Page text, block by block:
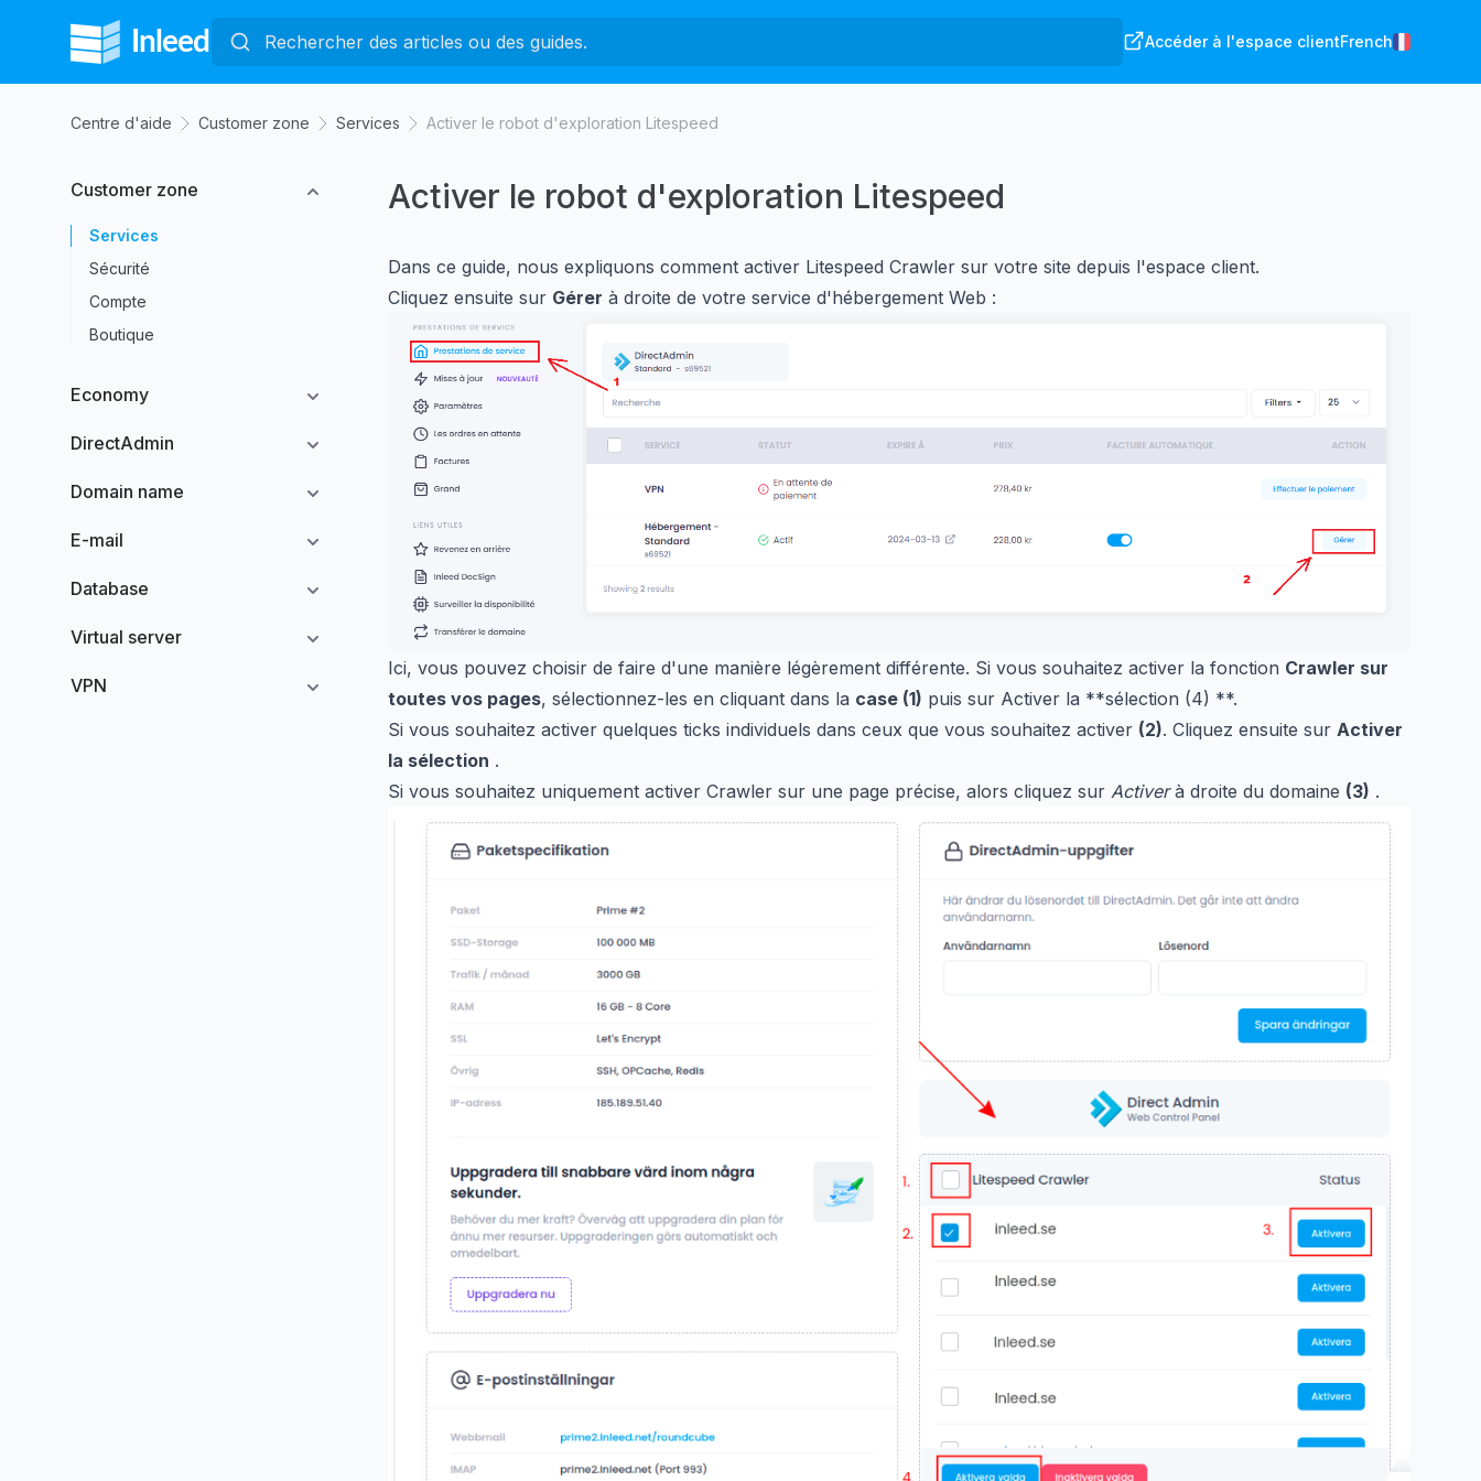
Accéder à l'espace clientFrench
Centre d'aide Customer zone Services Activer le robot d'exploration Litespeed
Customer zone
Services
Sécurité
Compte
Boutique
Economy
DirectAdmin
Domain name
E-mail
Database
Virtual server
VPN
Activer le robot d'exploration Litespeed
Dans ce guide, nous expliquons comment activer Litespeed Crawler sur votre site depuis l'espace client.
Cliquez ensuite sur Gérer à droite de votre service d'hébergement Web :
Ici, vous pouvez choisir de faire d'une manière légèrement différente. Si vous souhaitez activer la fonction Crawler sur
toutes vos pages, sélectionnez-les en cliquant dans la case (1) puis sur Activer la **sélection (4) **.
Si vous souhaitez activer quelques ticks individuels dans ceux que vous souhaitez activer (2). Cliquez ensuite sur Activer
la sélection .
Si vous souhaitez uniquement activer Crawler sur une page précise, alors cliquez sur Activerà droite du domaine (3) .